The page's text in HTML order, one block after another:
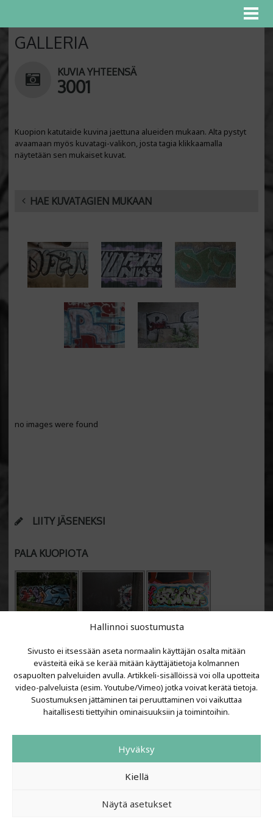
Hallinnoi suostumusta
Sivusto ei itsessään aseta normaalin käyttäjän osalta mitään
evästeitä eikä se kerää mitään käyttäjätietoja kolmannen
osapuolten palveluiden avulla. Artikkeli-sisällöissä voi olla upotteita
video-palveluista (esim. Youtube/Vimeo) jotka voivat kerätä tietoja.
Suostumuksen jättäminen tai peruuttaminen voi vaikuttaa
haitallisesti tiettyihin ominaisuuksiin ja toimintoihin.
Hyväksy
Kiellä
Näytä asetukset
GALLERIA
KUVIA YHTEENSÄ
3001
Kuopion katutaide kuvina jaettuna alueiden mukaan. Alta pystyt
avaamaan myös kuvatagi-valikon, josta tagia klikkaamalla
näytetään sen mukaiset kuvat.
HAE KUVATAGIEN MUKAAN
no images were found
LIITY JÄSENEKSI
PALA KUOPIOTA
VIIMEISIMMÄT ARTIKKELIT
LAINIT 2025: Tarhapäivä
Urbaani Zine